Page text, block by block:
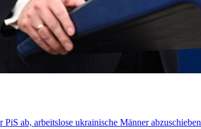
ab, arbeitslose ukrainische Männer abzuschieben